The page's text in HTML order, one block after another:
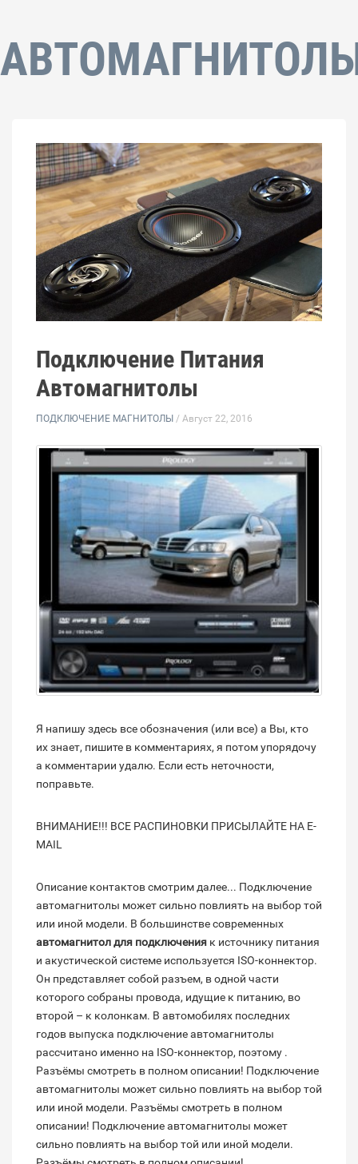
Подключение Питания
Автомагнитолы
ПОДКЛЮЧЕНИЕ МАГНИТОЛЫ / Август 22, 2016
Я напишу здесь все обозначения (или все) а Вы, кто
их знает, пишите в комментариях, я потом упорядочу
а комментарии удалю. Если есть неточности,
поправьте.
ВНИМАНИЕ!!! ВСЕ РАСПИНОВКИ ПРИСЫЛАЙТЕ НА E-
MAIL
Описание контактов смотрим далее... Подключение
автомагнитолы может сильно повлиять на выбор той
или иной модели. В большинстве современных
автомагнитол для подключения к источнику питания
и акустической системе используется ISO-коннектор.
Он представляет собой разъем, в одной части
которого собраны провода, идущие к питанию, во
второй – к колонкам. В автомобилях последних
годов выпуска подключение автомагнитолы
рассчитано именно на ISO-коннектор, поэтому .
Разъёмы смотреть в полном описании! Подключение
автомагнитолы может сильно повлиять на выбор той
или иной модели. Разъёмы смотреть в полном
описании! Подключение автомагнитолы может
сильно повлиять на выбор той или иной модели.